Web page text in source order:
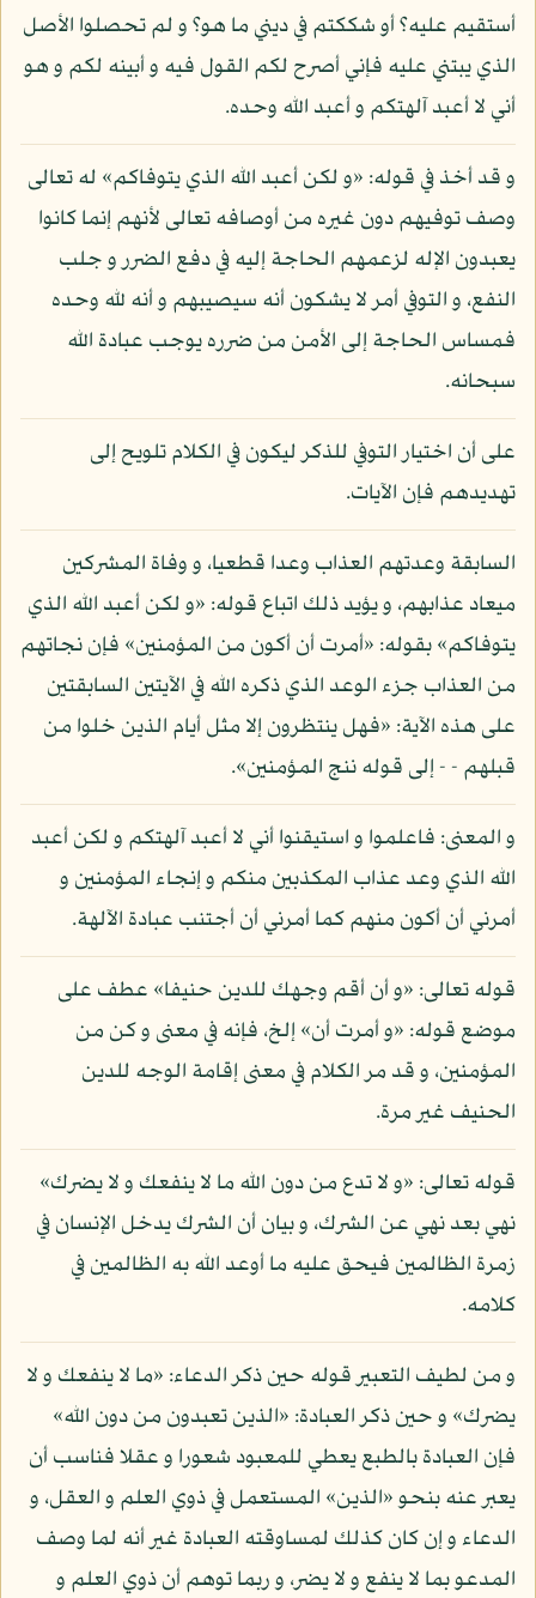
أستقيم عليه؟ أو شككتم في ديني ما هو؟ و لم تحصلوا الأصل
الذي يبتني عليه فإني أصرح لكم القول فيه و أبينه لكم و هو
أني لا أعبد آلهتكم و أعبد الله وحده.
و قد أخذ في قوله: «و لكن أعبد الله الذي يتوفاكم» له تعالى
وصف توفيهم دون غيره من أوصافه تعالى لأنهم إنما كانوا
يعبدون الإله لزعمهم الحاجة إليه في دفع الضرر و جلب
النفع، و التوفي أمر لا يشكون أنه سيصيبهم و أنه لله وحده
فمساس الحاجة إلى الأمن من ضرره يوجب عبادة الله
سبحانه.
على أن اختيار التوفي للذكر ليكون في الكلام تلويح إلى
تهديدهم فإن الآيات.
السابقة وعدتهم العذاب وعدا قطعيا، و وفاة المشركين
ميعاد عذابهم، و يؤيد ذلك اتباع قوله: «و لكن أعبد الله الذي
يتوفاكم» بقوله: «أمرت أن أكون من المؤمنين» فإن نجاتهم
من العذاب جزء الوعد الذي ذكره الله في الآيتين السابقتين
على هذه الآية: «فهل ينتظرون إلا مثل أيام الذين خلوا من
قبلهم - - إلى قوله ننج المؤمنين».
و المعنى: فاعلموا و استيقنوا أني لا أعبد آلهتكم و لكن أعبد
الله الذي وعد عذاب المكذبين منكم و إنجاء المؤمنين و
أمرني أن أكون منهم كما أمرني أن أجتنب عبادة الآلهة.
قوله تعالى: «و أن أقم وجهك للدين حنيفا» عطف على
موضع قوله: «و أمرت أن» إلخ، فإنه في معنى و كن من
المؤمنين، و قد مر الكلام في معنى إقامة الوجه للدين
الحنيف غير مرة.
قوله تعالى: «و لا تدع من دون الله ما لا ينفعك و لا يضرك»
نهي بعد نهي عن الشرك، و بيان أن الشرك يدخل الإنسان في
زمرة الظالمين فيحق عليه ما أوعد الله به الظالمين في
كلامه.
و من لطيف التعبير قوله حين ذكر الدعاء: «ما لا ينفعك و لا
يضرك» و حين ذكر العبادة: «الذين تعبدون من دون الله»
فإن العبادة بالطبع يعطي للمعبود شعورا و عقلا فناسب أن
يعبر عنه بنحو «الذين» المستعمل في ذوي العلم و العقل، و
الدعاء و إن كان كذلك لمساوقته العبادة غير أنه لما وصف
المدعو بما لا ينفع و لا يضر، و ربما توهم أن ذوي العلم و